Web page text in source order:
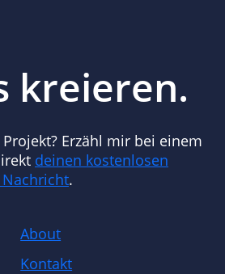
kreieren.
Erzähl mir bei einem
deinen kostenlosen
.
About
Kontakt